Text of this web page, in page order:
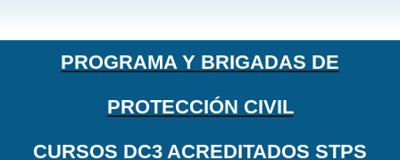
PROGRAMA Y BRIGADAS DE
PROTECCIÓN CIVIL
CURSOS DC3 ACREDITADOS STPS